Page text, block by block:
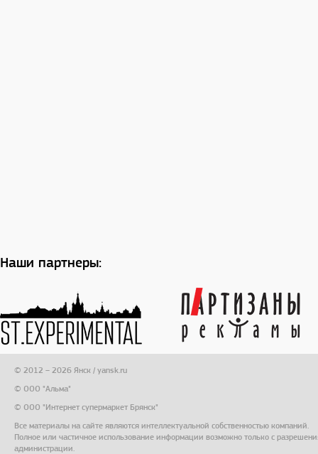
Наши партнеры:
© 2012 – 2026 Янск / yansk.ru
© ООО "Альма"
© ООО "Интернет супермаркет Брянск"
Все материалы на сайте являются интеллектуальной собственностью компаний.
Полное или частичное использование информации возможно только с
администрации.